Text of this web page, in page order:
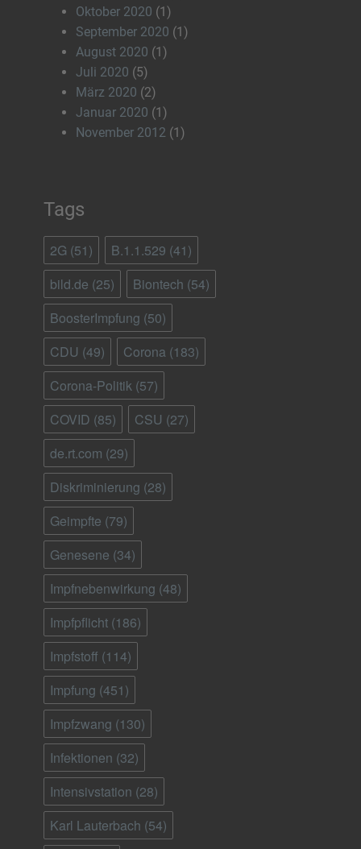
Oktober 2020 (1)
September 2020 (1)
August 2020 (1)
Juli 2020 (5)
März 2020 (2)
Januar 2020 (1)
November 2012 (1)
Tags
2G (51) B.1.1.529 (41)
bild.de (25) Biontech (54)
BoosterImpfung (50)
CDU (49) Corona (183)
Corona-Politik (57)
COVID (85) CSU (27)
de.rt.com (29)
Diskriminierung (28)
Geimpfte (79)
Genesene (34)
Impfnebenwirkung (48)
Impfpflicht (186)
Impfstoff (114)
Impfung (451)
Impfzwang (130)
Infektionen (32)
Intensivstation (28)
Karl Lauterbach (54)